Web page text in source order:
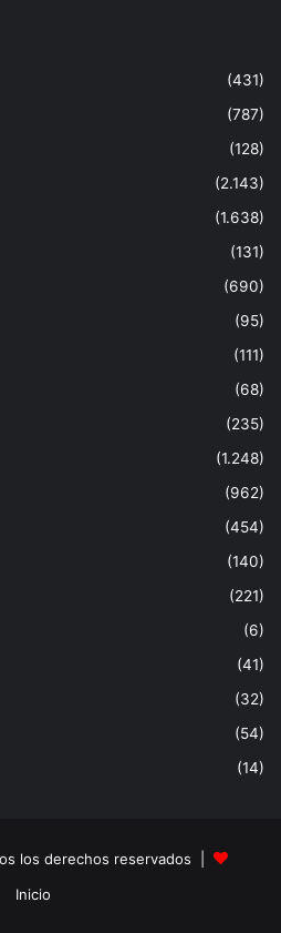
(431)
(787)
(128)
(2.143)
(1.638)
(131)
(690)
(95)
(111)
(68)
(235)
(1.248)
(962)
(454)
(140)
(221)
(6)
(41)
(32)
(54)
(14)
los derechos reservados |
Inicio